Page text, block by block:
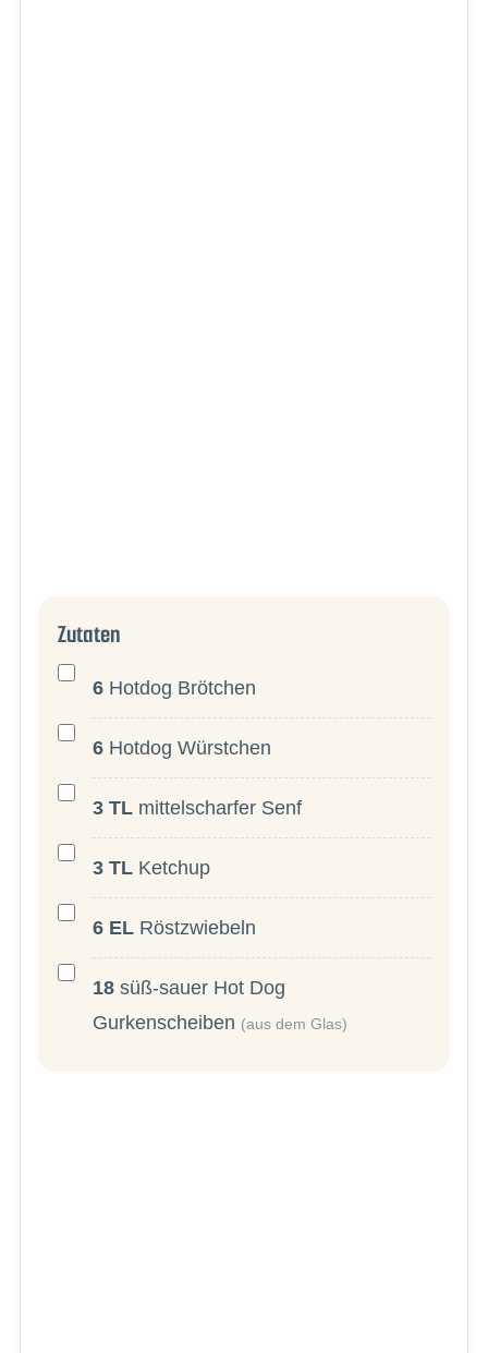
Zutaten
6 Hotdog Brötchen
6 Hotdog Würstchen
3 TL mittelscharfer Senf
3 TL Ketchup
6 EL Röstzwiebeln
18 süß-sauer Hot Dog
Gurkenscheiben (aus dem Glas)